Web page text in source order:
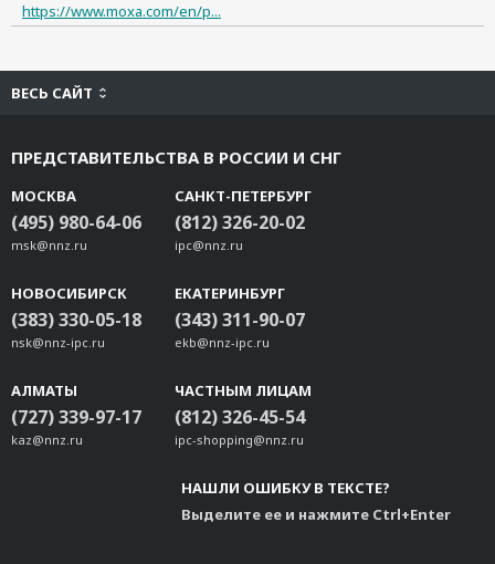
https://www.moxa.com/en/p...
ВЕСЬ САЙТ
ПРЕДСТАВИТЕЛЬСТВА В РОССИИ И СНГ
МОСКВА
(495) 980-64-06
msk@nnz.ru
САНКТ-ПЕТЕРБУРГ
(812) 326-20-02
ipc@nnz.ru
НОВОСИБИРСК
(383) 330-05-18
nsk@nnz-ipc.ru
ЕКАТЕРИНБУРГ
(343) 311-90-07
ekb@nnz-ipc.ru
АЛМАТЫ
(727) 339-97-17
kaz@nnz.ru
ЧАСТНЫМ ЛИЦАМ
(812) 326-45-54
ipc-shopping@nnz.ru
НАШЛИ ОШИБКУ В ТЕКСТЕ?
Выделите ее и нажмите Ctrl+Enter